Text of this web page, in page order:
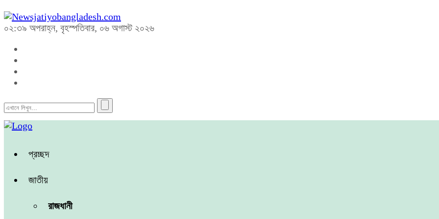
০২:৩৯ অপরাহ্ন, বৃহস্পতিবার, ০৬ অগাস্ট ২০২৬
প্রচ্ছদ
জাতীয়
রাজধানী